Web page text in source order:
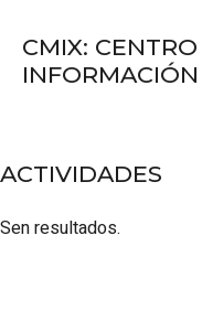
CMIX:
ACTIVIDADES
Sen resultados.